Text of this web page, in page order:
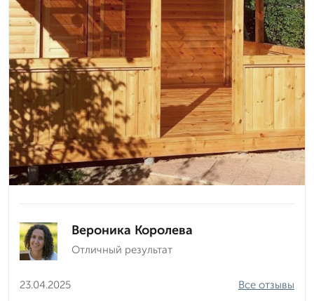
Вероника Королева
Отличный результат
23.04.2025
Все отзывы